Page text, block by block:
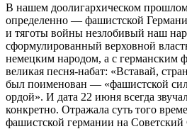
В нашем доолигархическом
определенно — фашистской
и тяготы войны незлобивый наш
сформулированный верховной
немецким народом, а с германским
великая песня-набат: «Вставай,
был поименован — «фашистской
ордой». И дата 22 июня всегда
конкретно. Отражала суть того
фашистской германии на